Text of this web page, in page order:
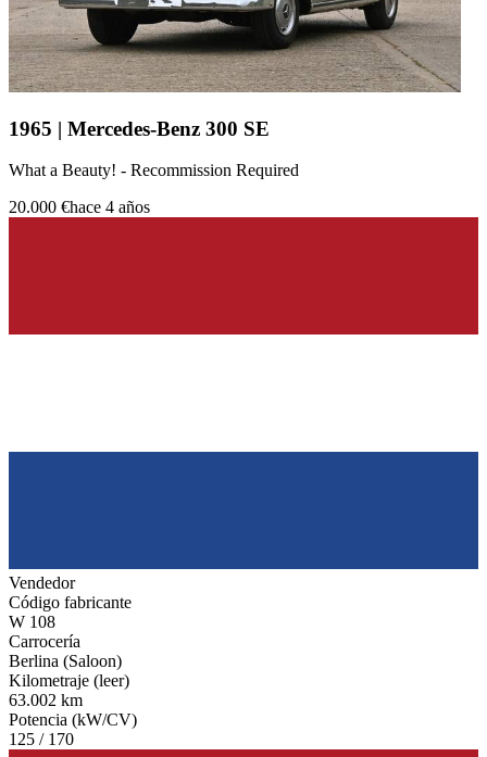
1965 | Mercedes-Benz 300 SE
What a Beauty! - Recommission Required
20.000 €hace 4 años
Vendedor
Código fabricante
W 108
Carrocería
Berlina (Saloon)
Kilometraje (leer)
63.002 km
Potencia (kW/CV)
125 / 170